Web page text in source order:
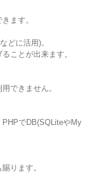
ます。
どに活用)。
ことが出来ます。
できません。
でDB(SQLiteやMy
ります。